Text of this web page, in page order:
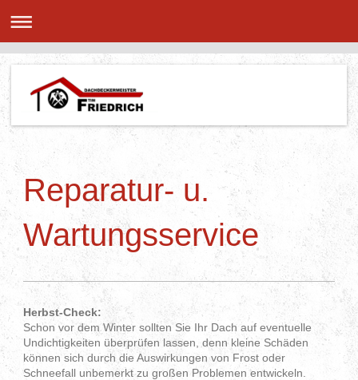
Reparatur- u.
Wartungsservice
Herbst-Check:
Schon vor dem Winter sollten Sie Ihr Dach auf eventuelle
Undichtigkeiten überprüfen lassen, denn kleine Schäden
können sich durch die Auswirkungen von Frost oder
Schneefall unbemerkt zu großen Problemen entwickeln.